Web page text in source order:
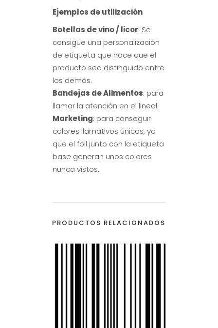
Ejemplos de utilización
Botellas de vino / licor: Se
consigue una personalización
de etiqueta que hace que el
producto sea distinguido entre
los demás.
Bandejas de Alimentos: para
llamar la atención en el lineal.
Marketing: para conseguir
colores llamativos únicos, ya
que el foil junto con la etiqueta
base generan unos colores
nunca vistos.
PRODUCTOS RELACIONADOS